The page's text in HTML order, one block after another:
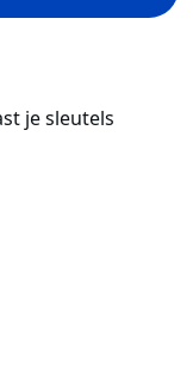
je sleutels